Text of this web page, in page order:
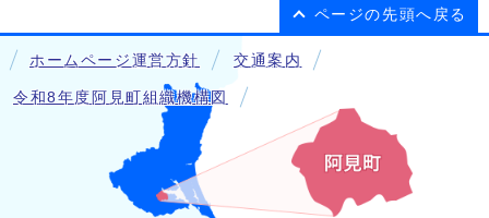
ページの先頭へ戻る
ホームページ運営方針 交通案内
令和8年度阿見町組織機構図